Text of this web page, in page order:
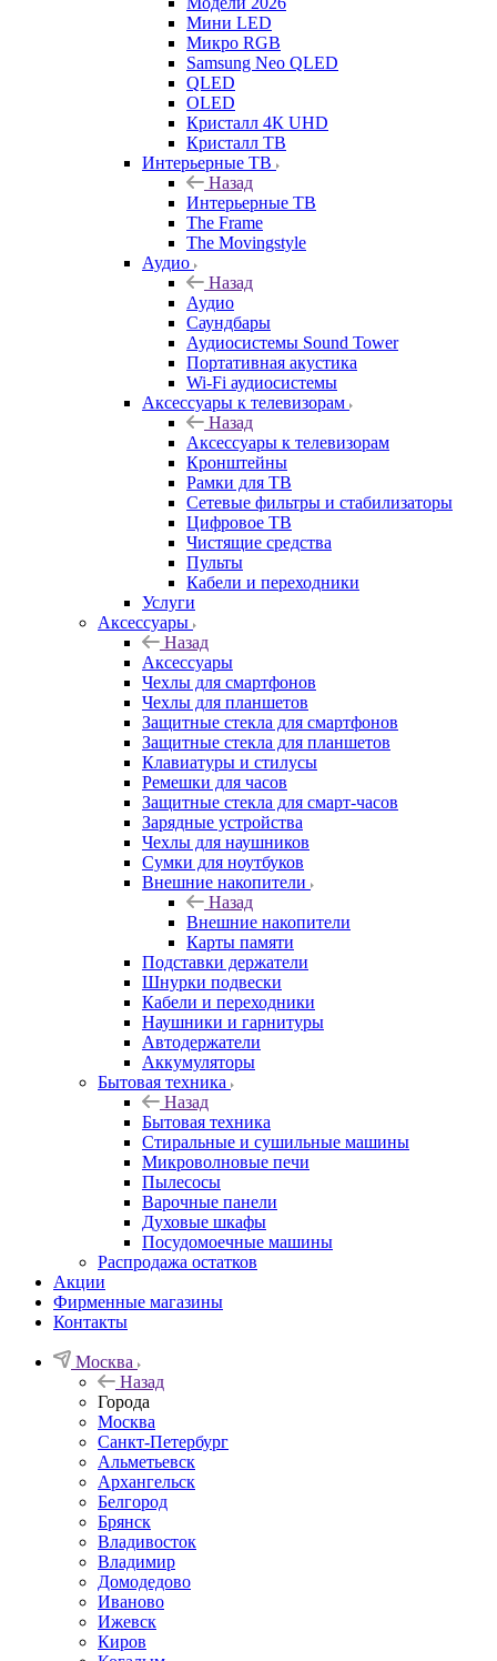
Мини LED
Микро RGB
Samsung Neo QLED
QLED
OLED
Кристалл 4К UHD
Кристалл ТВ
Интерьерные ТВ
Назад
Интерьерные ТВ
The Frame
The Movingstyle
Аудио
Назад
Аудио
Саундбары
Аудиосистемы Sound Tower
Портативная акустика
Wi-Fi аудиосистемы
Аксессуары к телевизорам
Назад
Аксессуары к телевизорам
Кронштейны
Рамки для ТВ
Сетевые фильтры и стабилизаторы
Цифровое ТВ
Чистящие средства
Пульты
Кабели и переходники
Услуги
Аксессуары
Назад
Аксессуары
Чехлы для смартфонов
Чехлы для планшетов
Защитные стекла для смартфонов
Защитные стекла для планшетов
Клавиатуры и стилусы
Ремешки для часов
Защитные стекла для смарт-часов
Зарядные устройства
Чехлы для наушников
Сумки для ноутбуков
Внешние накопители
Назад
Внешние накопители
Карты памяти
Подставки держатели
Шнурки подвески
Кабели и переходники
Наушники и гарнитуры
Автодержатели
Аккумуляторы
Бытовая техника
Назад
Бытовая техника
Стиральные и сушильные машины
Микроволновые печи
Пылесосы
Варочные панели
Духовые шкафы
Посудомоечные машины
Распродажа остатков
Акции
Фирменные магазины
Контакты
Москва
Назад
Города
Москва
Санкт-Петербург
Альметьевск
Архангельск
Белгород
Брянск
Владивосток
Владимир
Домодедово
Иваново
Ижевск
Киров